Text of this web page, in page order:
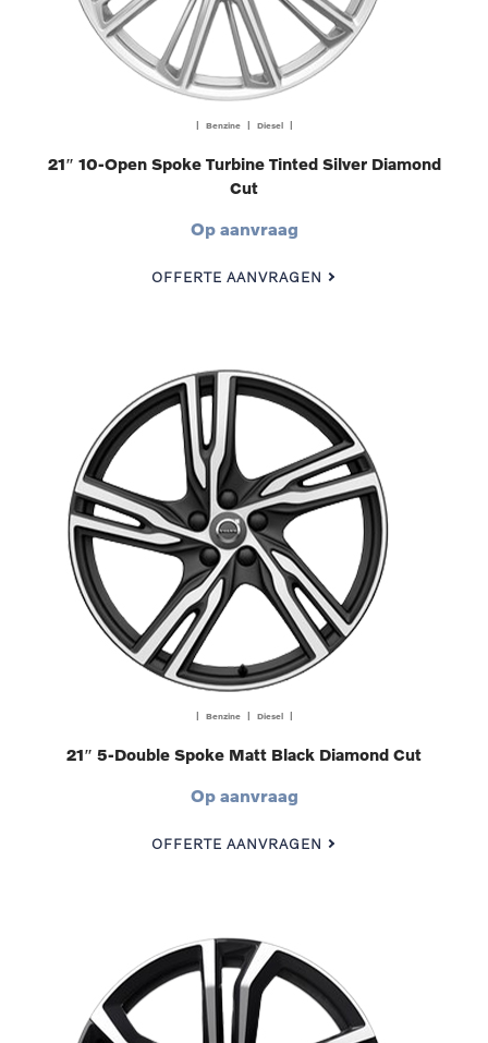
| Benzine | Diesel |
21″ 10-Open Spoke Turbine Tinted Silver Diamond
Cut
Op aanvraag
OFFERTE AANVRAGEN
| Benzine | Diesel |
21″ 5-Double Spoke Matt Black Diamond Cut
Op aanvraag
OFFERTE AANVRAGEN